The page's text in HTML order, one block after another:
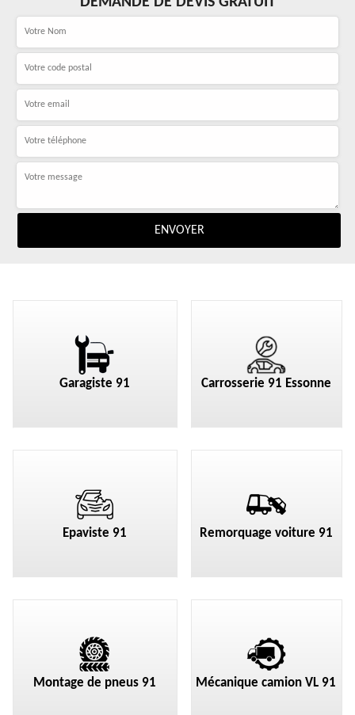
Garagiste 91 Carrosserie 91 Essonne
Epaviste 91 Remorquage voiture 91
Montage de pneus 91 Mécanique camion VL 91